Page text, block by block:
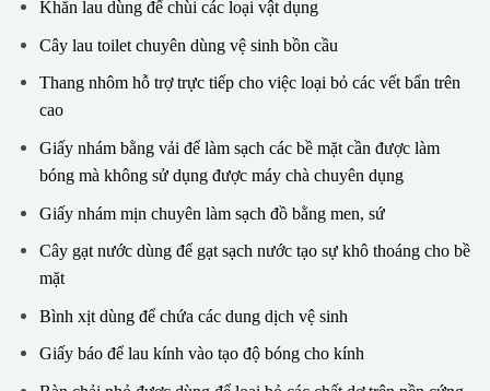
Khăn lau dùng để chùi các loại vật dụng
Cây lau toilet chuyên dùng vệ sinh bồn cầu
Thang nhôm hỗ trợ trực tiếp cho việc loại bỏ các vết bẩn trên
cao
Giấy nhám bằng vải để làm sạch các bề mặt cần được làm
bóng mà không sử dụng được máy chà chuyên dụng
Giấy nhám mịn chuyên làm sạch đồ bằng men, sứ
Cây gạt nước dùng để gạt sạch nước tạo sự khô thoáng cho bề
mặt
Bình xịt dùng để chứa các dung dịch vệ sinh
Giấy báo để lau kính vào tạo độ bóng cho kính